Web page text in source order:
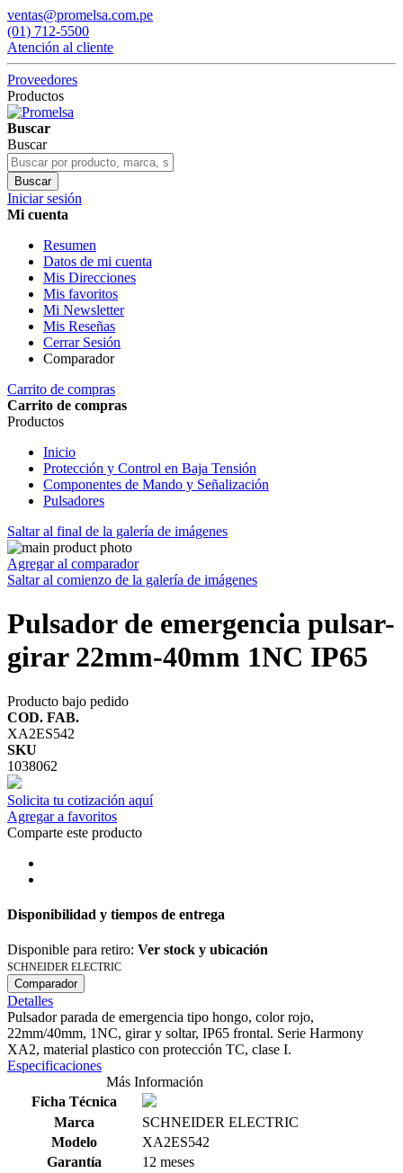
ventas@promelsa.com.pe
(01) 712-5500
Atención al cliente
Proveedores
Productos
Buscar
Buscar
Buscar
Iniciar sesión
Mi cuenta
Resumen
Datos de mi cuenta
Mis Direcciones
Mis favoritos
Mi Newsletter
Mis Reseñas
Cerrar Sesión
Comparador
Carrito de compras
Carrito de compras
Productos
Inicio
Protección y Control en Baja Tensión
Componentes de Mando y Señalización
Pulsadores
Saltar al final de la galería de imágenes
Agregar al comparador
Saltar al comienzo de la galería de imágenes
Pulsador de emergencia pulsar-
girar 22mm-40mm 1NC IP65
Producto bajo pedido
COD. FAB.
XA2ES542
SKU
1038062
Solicita tu cotización aquí
Agregar a favoritos
Comparte este producto
Disponibilidad y tiempos de entrega
Disponible para retiro: Ver stock y ubicación
SCHNEIDER ELECTRIC
Comparador
Detalles
Pulsador parada de emergencia tipo hongo, color rojo,
22mm/40mm, 1NC, girar y soltar, IP65 frontal. Serie Harmony
XA2, material plastico con protección TC, clase I.
Especificaciones
Más Información
Ficha Técnica
Marca
SCHNEIDER ELECTRIC
Modelo
XA2ES542
Garantía
12 meses